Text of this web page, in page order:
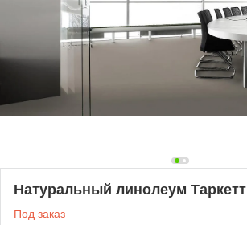
Натуральный линолеум Таркетт
Под заказ